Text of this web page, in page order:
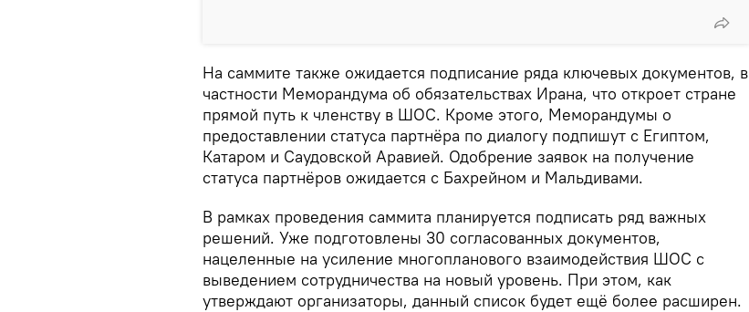
На саммите также ожидается подписание ряда ключевых документов, в
частности Меморандума об обязательствах Ирана, что откроет стране
прямой путь к членству в ШОС. Кроме этого, Меморандумы о
предоставлении статуса партнёра по диалогу подпишут с Египтом,
Катаром и Саудовской Аравией. Одобрение заявок на получение
статуса партнёров ожидается с Бахрейном и Мальдивами.
В рамках проведения саммита планируется подписать ряд важных
решений. Уже подготовлены 30 согласованных документов,
нацеленные на усиление многопланового взаимодействия ШОС с
выведением сотрудничества на новый уровень. При этом, как
утверждают организаторы, данный список будет ещё более расширен.